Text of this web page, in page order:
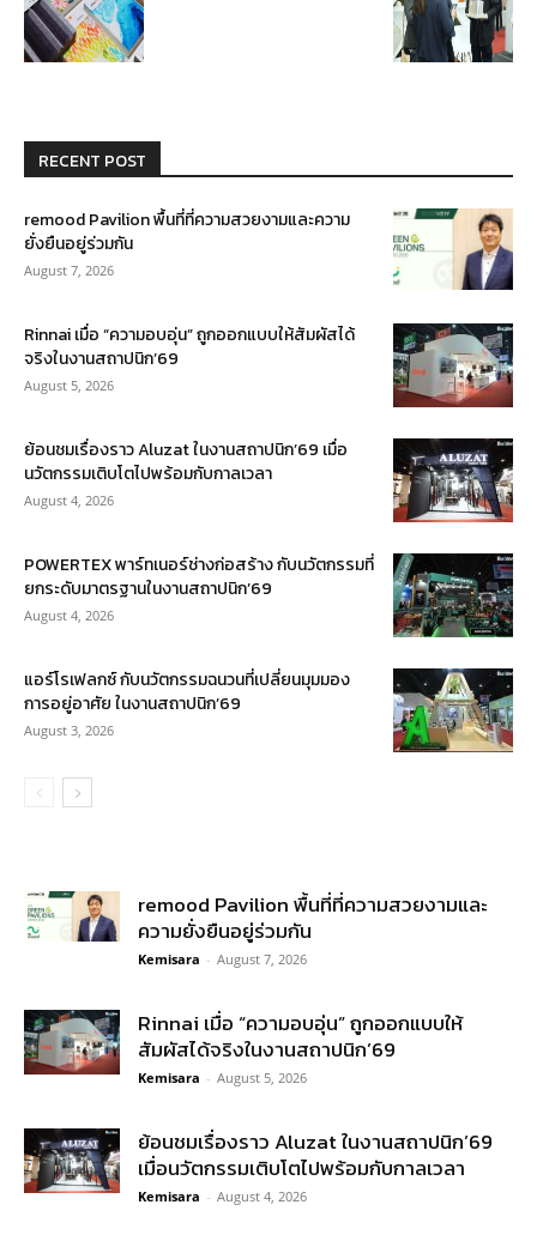
RECENT POST
remood Pavilion พื้นที่ที่ความสวยงามและความ
ยั่งยืนอยู่ร่วมกัน
August 7, 2026
Rinnai เมื่อ “ความอบอุ่น” ถูกออกแบบให้สัมผัสได้
จริงในงานสถาปนิก’69
August 5, 2026
ย้อนชมเรื่องราว Aluzat ในงานสถาปนิก’69 เมื่อ
นวัตกรรมเติบโตไปพร้อมกับกาลเวลา
August 4, 2026
POWERTEX พาร์ทเนอร์ช่างก่อสร้าง กับนวัตกรรมที่
ยกระดับมาตรฐานในงานสถาปนิก’69
August 4, 2026
แอร์โรเฟลกซ์ กับนวัตกรรมฉนวนที่เปลี่ยนมุมมอง
การอยู่อาศัย ในงานสถาปนิก’69
August 3, 2026
remood Pavilion พื้นที่ที่ความสวยงามและ
ความยั่งยืนอยู่ร่วมกัน
Kemisara - August 7, 2026
Rinnai เมื่อ “ความอบอุ่น” ถูกออกแบบให้
สัมผัสได้จริงในงานสถาปนิก’69
Kemisara - August 5, 2026
ย้อนชมเรื่องราว Aluzat ในงานสถาปนิก’69
เมื่อนวัตกรรมเติบโตไปพร้อมกับกาลเวลา
Kemisara - August 4, 2026